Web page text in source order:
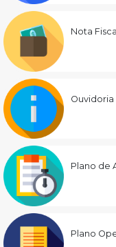
Nota
Ouvidoria
Plano de
Plano